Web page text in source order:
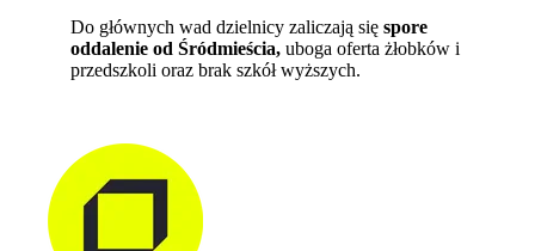
Do głównych wad dzielnicy zaliczają sięspore
oddalenie od Śródmieścia, uboga oferta żłobków i
przedszkoli oraz brak szkół wyższych.